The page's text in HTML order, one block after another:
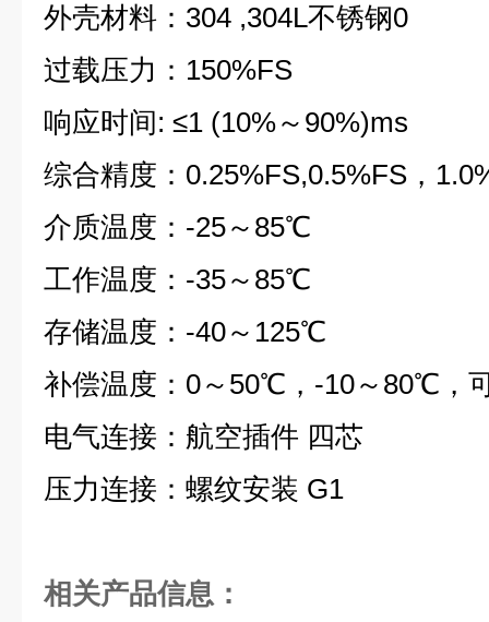
外壳材料：304 ,304L不锈钢0
过载压力：150%FS
响应时间: ≤1 (10%～90%)ms
综合精度：0.25%FS,0.5%FS，
介质温度：-25～85℃
工作温度：-35～85℃
存储温度：-40～125℃
补偿温度：0～50℃，-10～80℃，
电气连接：航空插件 四芯
压力连接：螺纹安装 G1
相关产品信息：